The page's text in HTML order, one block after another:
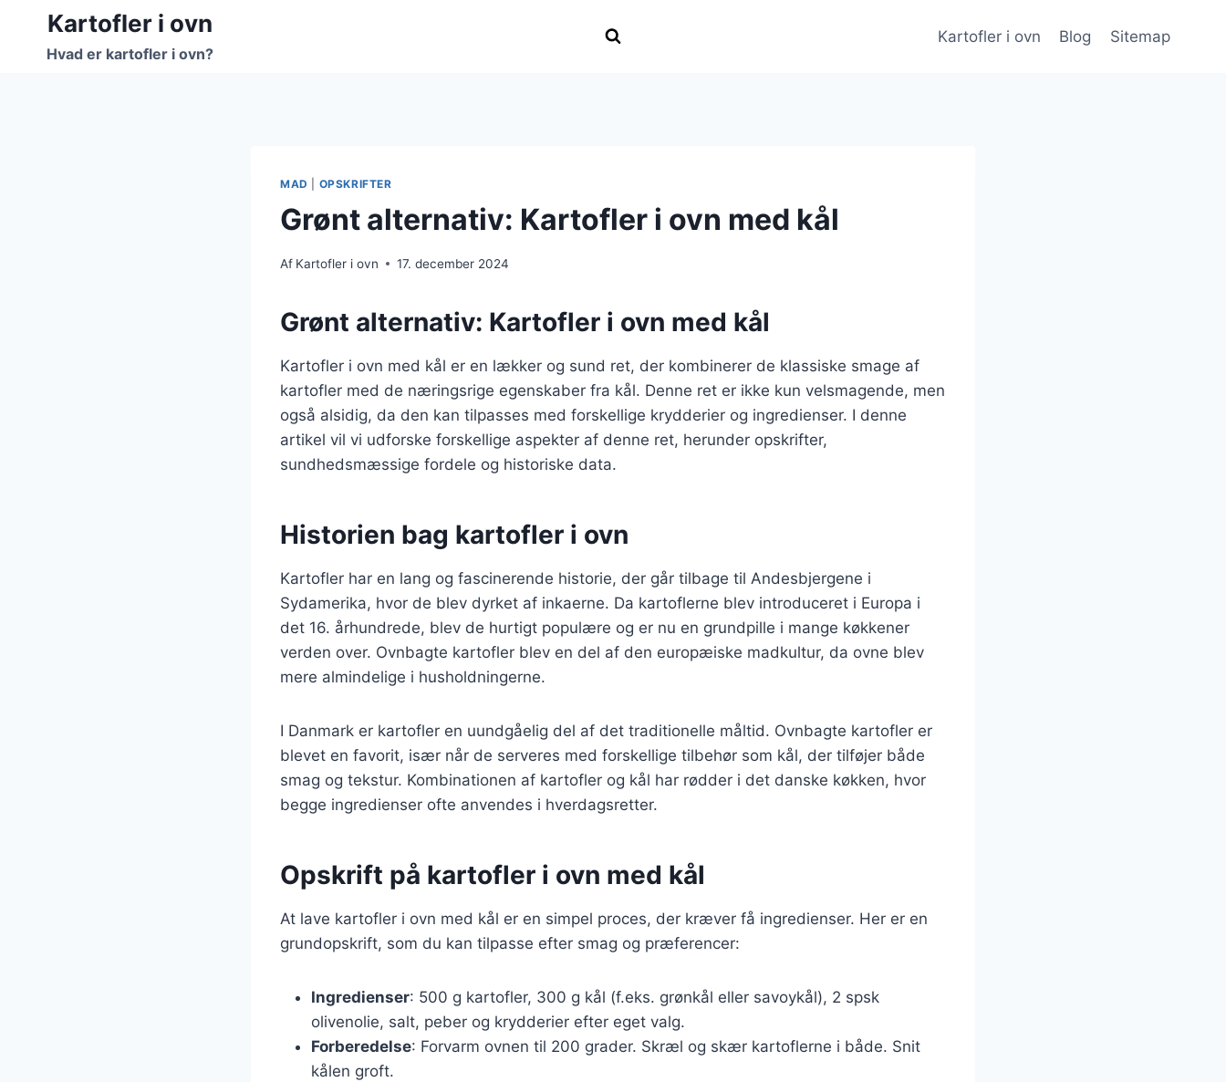
Fortsæt
indhold
Kartofler i ovn
Hvad er kartofler i ovn?
Kartofler i ovn Blog Sitemap
MAD OPSKRIFTER
Grønt alternativ: Kartofler i ovn med kål
Af Kartofler i ovn 17. december 2024
Grønt alternativ: Kartofler i ovn med kål
Kartofler i ovn med kål er en lækker og sund ret, der kombinerer de klassiske smage af
kartofler med de næringsrige egenskaber fra kål. Denne ret er ikke kun velsmagende, men
også alsidig, da den kan tilpasses med forskellige krydderier og ingredienser. I denne
artikel vil vi udforske forskellige aspekter af denne ret, herunder opskrifter,
sundhedsmæssige fordele og historiske data.
Historien bag kartofler i ovn
Kartofler har en lang og fascinerende historie, der går tilbage til Andesbjergene i
Sydamerika, hvor de blev dyrket af inkaerne. Da kartoflerne blev introduceret i Europa i
det 16. århundrede, blev de hurtigt populære og er nu en grundpille i mange køkkener
verden over. Ovnbagte kartofler blev en del af den europæiske madkultur, da ovne blev
mere almindelige i husholdningerne.
I Danmark er kartofler en uundgåelig del af det traditionelle måltid. Ovnbagte kartofler er
blevet en favorit, især når de serveres med forskellige tilbehør som kål, der tilføjer både
smag og tekstur. Kombinationen af kartofler og kål har rødder i det danske køkken, hvor
begge ingredienser ofte anvendes i hverdagsretter.
Opskrift på kartofler i ovn med kål
At lave kartofler i ovn med kål er en simpel proces, der kræver få ingredienser. Her er en
grundopskrift, som du kan tilpasse efter smag og præferencer:
Ingredienser: 500 g kartofler, 300 g kål (f.eks. grønkål eller savoykål), 2 spsk
olivenolie, salt, peber og krydderier efter eget valg.
Forberedelse: Forvarm ovnen til 200 grader. Skræl og skær kartoflerne i både. Snit
kålen groft.